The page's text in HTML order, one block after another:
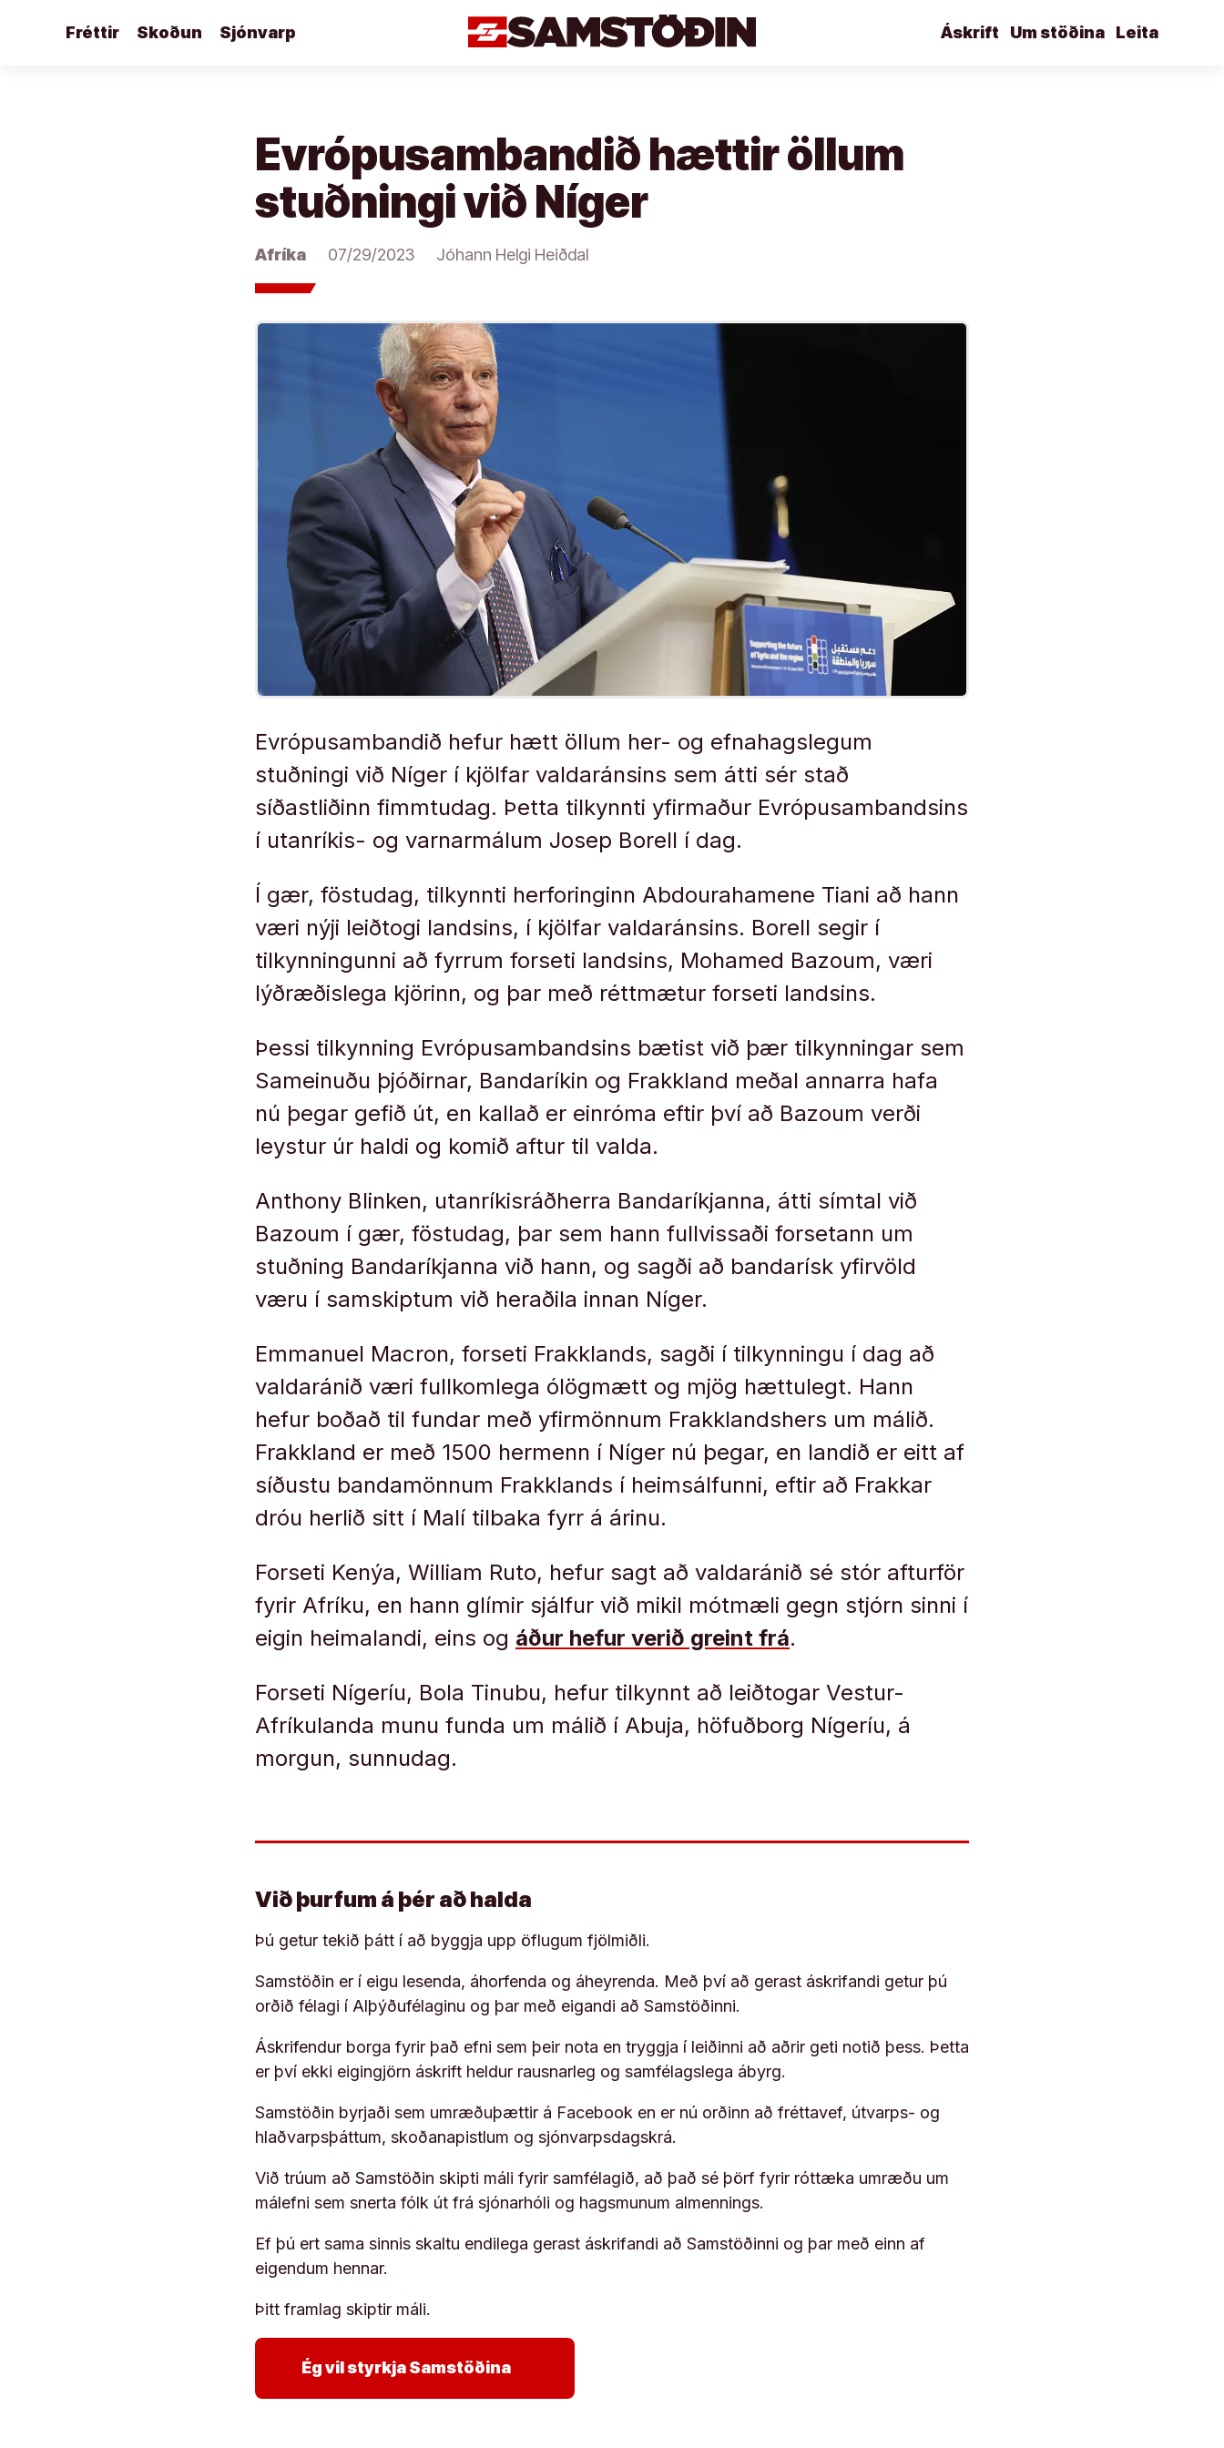
Fréttir Skoðun Sjónvarp Leita
Um stöðina
Áskrift
Evrópusambandið hættir öllum
stuðningi við Níger
Afríka 07/29/2023 Jóhann Helgi Heiðdal
Evrópusambandið hefur hætt öllum her- og efnahagslegum
stuðningi við Níger í kjölfar valdaránsins sem átti sér stað
síðastliðinn fimmtudag. Þetta tilkynnti yfirmaður Evrópusambandsins
í utanríkis- og varnarmálum Josep Borell í dag.
Í gær, föstudag, tilkynnti herforinginn Abdourahamene Tiani að hann
væri nýji leiðtogi landsins, í kjölfar valdaránsins. Borell segir í
tilkynningunni að fyrrum forseti landsins, Mohamed Bazoum, væri
lýðræðislega kjörinn, og þar með réttmætur forseti landsins.
Þessi tilkynning Evrópusambandsins bætist við þær tilkynningar sem
Sameinuðu þjóðirnar, Bandaríkin og Frakkland meðal annarra hafa
nú þegar gefið út, en kallað er einróma eftir því að Bazoum verði
leystur úr haldi og komið aftur til valda.
Anthony Blinken, utanríkisráðherra Bandaríkjanna, átti símtal við
Bazoum í gær, föstudag, þar sem hann fullvissaði forsetann um
stuðning Bandaríkjanna við hann, og sagði að bandarísk yfirvöld
væru í samskiptum við heraðila innan Níger.
Emmanuel Macron, forseti Frakklands, sagði í tilkynningu í dag að
valdaránið væri fullkomlega ólögmætt og mjög hættulegt. Hann
hefur boðað til fundar með yfirmönnum Frakklandshers um málið.
Frakkland er með 1500 hermenn í Níger nú þegar, en landið er eitt af
síðustu bandamönnum Frakklands í heimsálfunni, eftir að Frakkar
dróu herlið sitt í Malí tilbaka fyrr á árinu.
Forseti Kenýa, William Ruto, hefur sagt að valdaránið sé stór afturför
fyrir Afríku, en hann glímir sjálfur við mikil mótmæli gegn stjórn sinni í
eigin heimalandi, eins og áður hefur verið greint frá.
Forseti Nígeríu, Bola Tinubu, hefur tilkynnt að leiðtogar Vestur-
Afríkulanda munu funda um málið í Abuja, höfuðborg Nígeríu, á
morgun, sunnudag.
Við þurfum á þér að halda
Þú getur tekið þátt í að byggja upp öflugum fjölmiðli.
Samstöðin er í eigu lesenda, áhorfenda og áheyrenda. Með því að gerast áskrifandi getur þú
orðið félagi í Alþýðufélaginu og þar með eigandi að Samstöðinni.
Áskrifendur borga fyrir það efni sem þeir nota en tryggja í leiðinni að aðrir geti notið þess. Þetta
er því ekki eigingjörn áskrift heldur rausnarleg og samfélagslega ábyrg.
Samstöðin byrjaði sem umræðuþættir á Facebook en er nú orðinn að fréttavef, útvarps- og
hlaðvarpsþáttum, skoðanapistlum og sjónvarpsdagskrá.
Við trúum að Samstöðin skipti máli fyrir samfélagið, að það sé þörf fyrir róttæka umræðu um
málefni sem snerta fólk út frá sjónarhóli og hagsmunum almennings.
Ef þú ert sama sinnis skaltu endilega gerast áskrifandi að Samstöðinni og þar með einn af
eigendum hennar.
Þitt framlag skiptir máli.
Ég vil styrkja Samstöðina